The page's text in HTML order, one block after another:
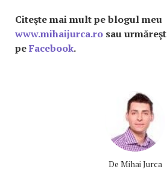
Citeşte mai mult pe blogul meu
www.mihaijurca.ro sau
peFacebook.
De Mihai Jurca